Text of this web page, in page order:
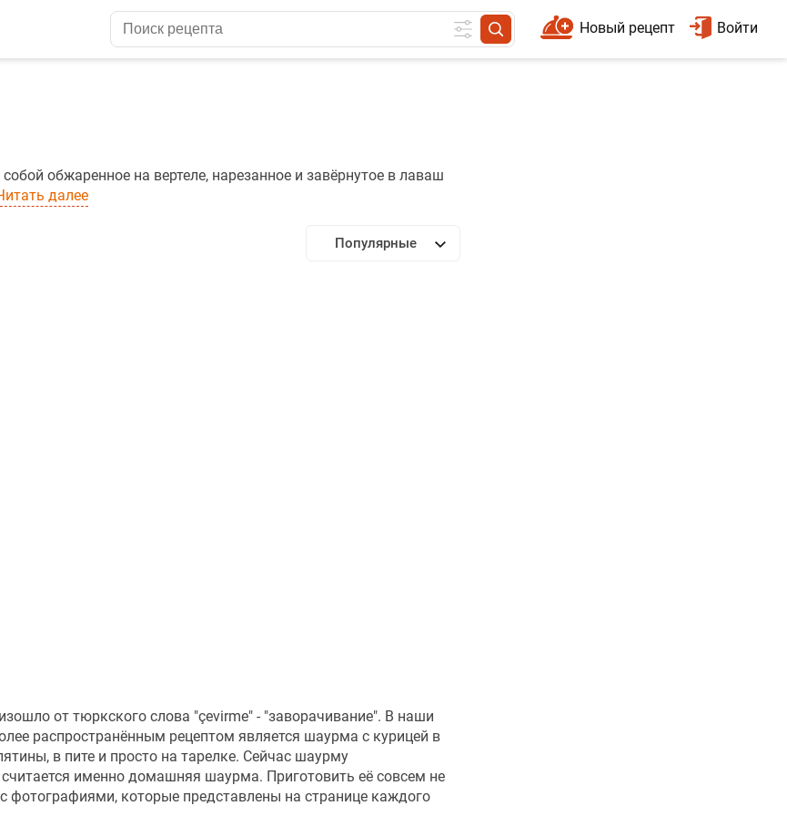
Войти
Новый рецепт
обжаренное на вертеле, нарезанное и завёрнутое в лаваш
далее
Популярные
от тюркского слова "çevirme" - "заворачивание". В наши
распространённым рецептом является шаурма с курицей в
в пите и просто на тарелке. Сейчас шаурму
именно домашняя шаурма. Приготовить её совсем не
фотографиями, которые представлены на странице каждого